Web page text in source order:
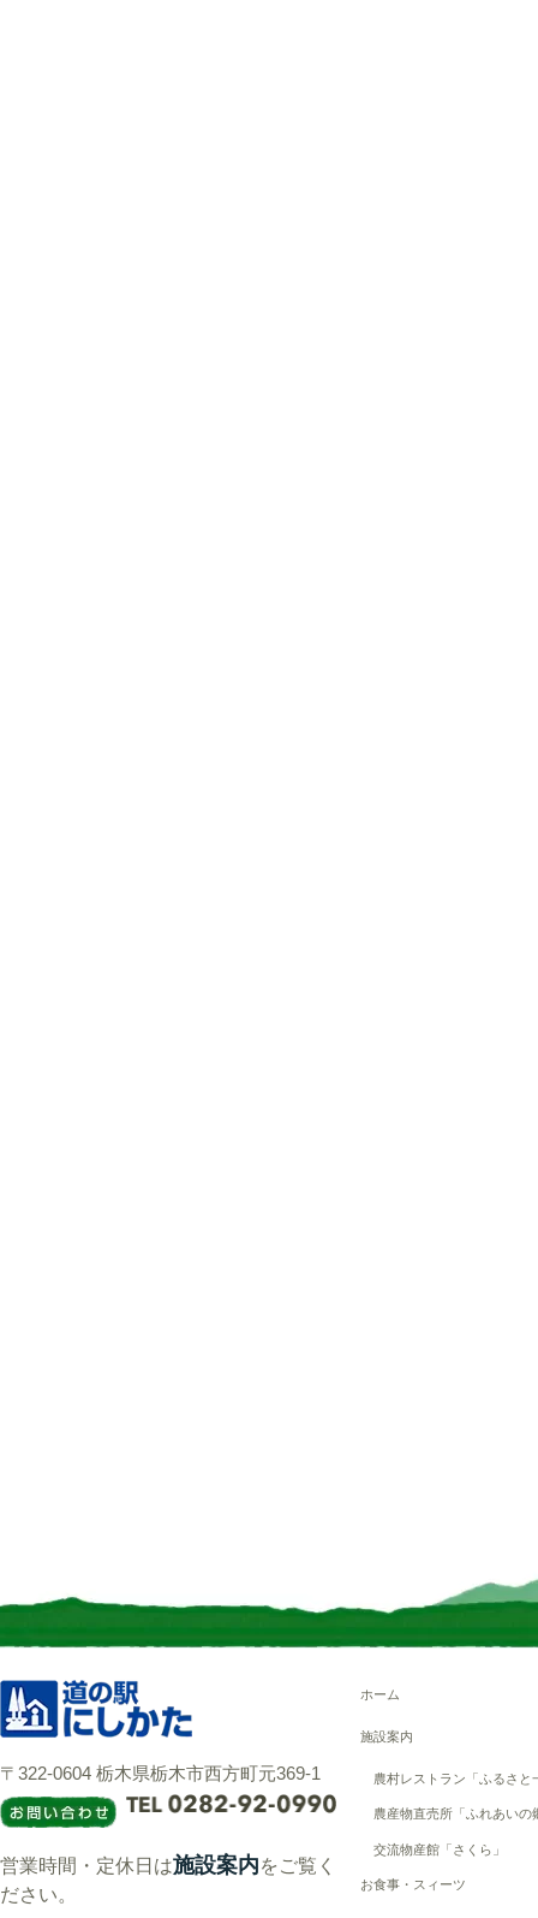
〒322-0604 栃木県栃木市西方町元369-1
営業時間・定休日は施設案内をご覧く
ださい。
ホーム
施設案内
農村レストラン「ふるさと
農産物直売所「ふれあいの
交流物産館「さくら」
お食事・スィーツ